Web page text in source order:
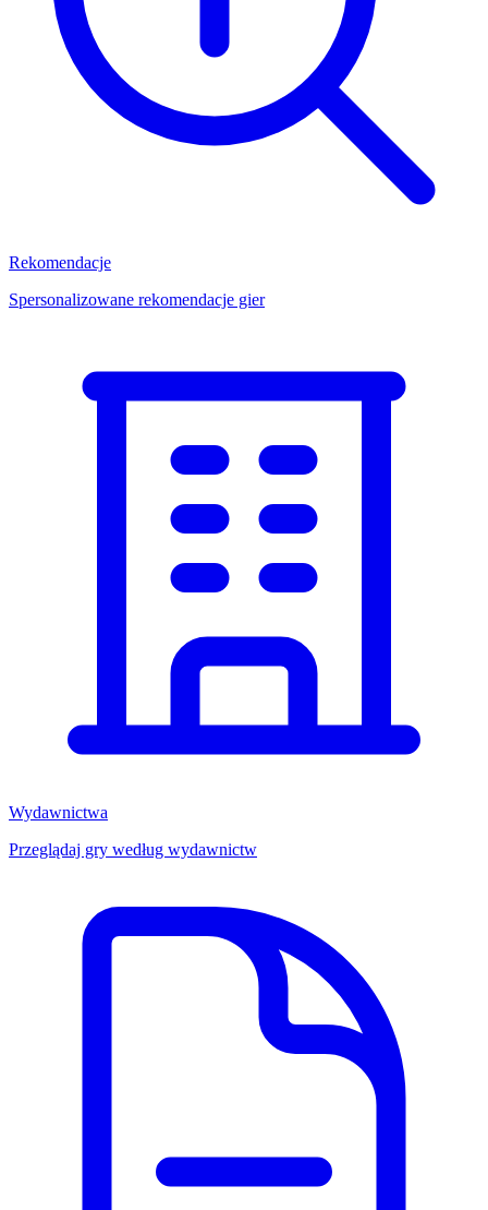
Rekomendacje
Spersonalizowane rekomendacje gier
Wydawnictwa
Przeglądaj gry według wydawnictw